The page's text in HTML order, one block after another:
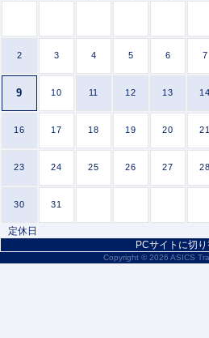
2 3 4 5 6 7
9 10 11 12 13 14
16 17 18 19 20 21
23 24 25 26 27 28
30 31
定休日
PCサイトに切り
Copyright © 2026 ASICS